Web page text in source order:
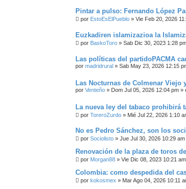
Pintar a pulso: Fernando López
por EstoEsElPueblo » Vie Feb 20, 2026
Euzkadiren islamizazioa la
por BaskoToro » Sab Dic 30, 2023 1:28
Las políticas del partidoPACMA
por madridrural » Sab May 23, 2026 12:15
Las Nocturnas de Colmenar Viejo
por Venteño » Dom Jul 05, 2026 12:04 pm »
La nueva ley del tabaco prohibirá
por ToreroZurdo » Mié Jul 22, 2026 1:10
No es Pedro Sánchez, son los
por Sociolisto » Jue Jul 30, 2026 10:29 am
Renovación de la plaza de toros
por Morgan88 » Vie Dic 08, 2023 10:21 am
Colombia: como despedida del
por kokosmex » Mar Ago 04, 2026 10:11